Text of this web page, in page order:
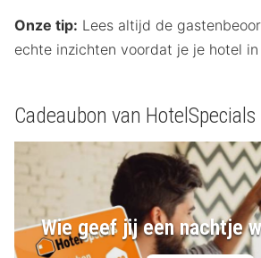
Onze tip: Lees altijd de
echte inzichten voordat je je hotel
Cadeaubon van HotelSpecials
Wie geef jij een nachtje